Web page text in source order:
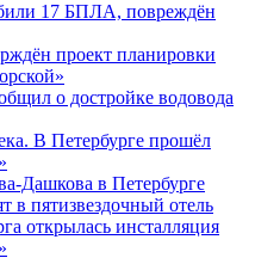
17 БПЛА, повреждён
проект планировки
о достройке водовода
В Петербурге прошёл
Дашкова в Петербурге
в пятизвездочный отель
открылась инсталляция